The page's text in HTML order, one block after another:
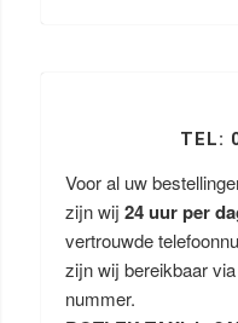
TEL:
Voor al uw
zijn wij 24 uur per
vertrouwde
zijn wij bereikbaar
nummer.